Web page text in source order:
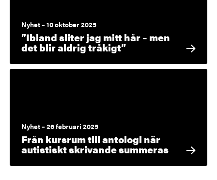
Nyhet – 10 oktober 2025
”Ibland sliter jag mitt hår – men
det blir aldrig tråkigt”
Nyhet – 26 februari 2025
Från kursrum till antologi när
autistiskt skrivande summeras